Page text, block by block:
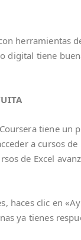
herramientas
digital tiene
tiene un
a cursos
de Excel
haces clic en
ya tienes